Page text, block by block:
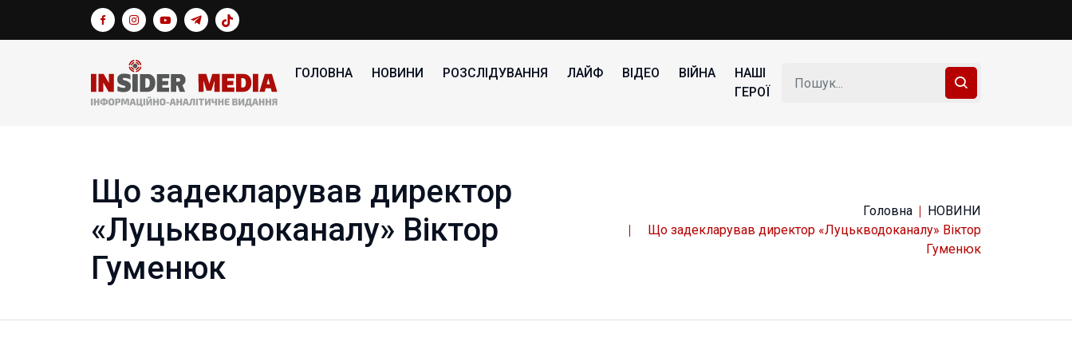
ГОЛОВНА НОВИНИ РОЗСЛІДУВАННЯ ЛАЙФ ВІДЕО ВІЙНА
НАШІ
ГЕРОЇ
Що задекларував директор
«Луцькводоканалу» Віктор
Гуменюк
Головна
НОВИНИ
Що задекларував директор «Луцькводоканалу» Віктор
Гуменюк